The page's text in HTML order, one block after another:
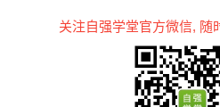
关注自强学堂官方微信, 随